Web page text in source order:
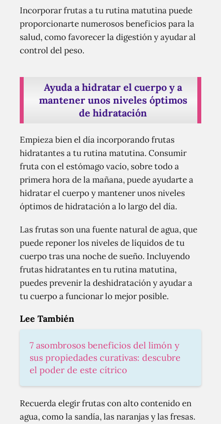
Incorporar frutas a tu rutina matutina puede
proporcionarte numerosos beneficios para la
salud, como favorecer la digestión y ayudar al
control del peso.
Ayuda a hidratar el cuerpo y a
mantener unos niveles óptimos
de hidratación
Empieza bien el día incorporando frutas
hidratantes a tu rutina matutina. Consumir
fruta con el estómago vacío, sobre todo a
primera hora de la mañana, puede ayudarte a
hidratar el cuerpo y mantener unos niveles
óptimos de hidratación a lo largo del día.
Las frutas son una fuente natural de agua, que
puede reponer los niveles de líquidos de tu
cuerpo tras una noche de sueño. Incluyendo
frutas hidratantes en tu rutina matutina,
puedes prevenir la deshidratación y ayudar a
tu cuerpo a funcionar lo mejor posible.
Lee También
7 asombrosos beneficios del limón y
sus propiedades curativas: descubre
el poder de este cítrico
Recuerda elegir frutas con alto contenido en
agua, como la sandía, las naranjas y las fresas.